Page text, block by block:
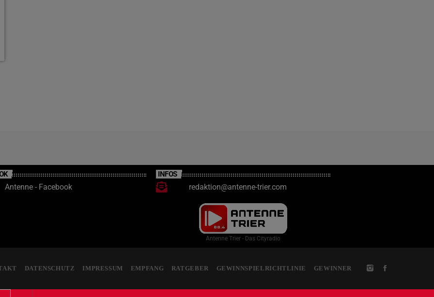
Antenne - Facebook
INFOS
redaktion@antenne-trier.com
Antenne Trier - Das Cityradio
DATENSCHUTZ IMPRESSUM EMPFANG RATGEBER GEWINNSPIELRICHTLINIE GEWINNER